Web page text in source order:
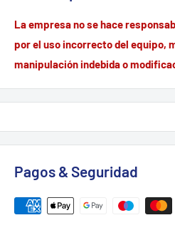
La empresa no se hace
por el uso incorrecto del equipo,
manipulación indebida o
Pagos & Seguridad